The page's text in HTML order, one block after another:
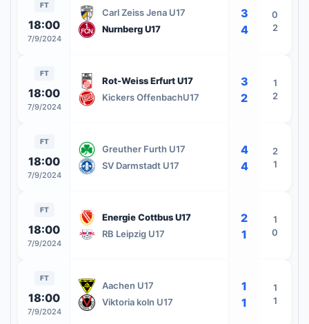
FT
18:00
7/9/2024
Carl Zeiss Jena U17
Nurnberg U17
3
4
0
2
FT
18:00
7/9/2024
Rot-Weiss Erfurt U17
Kickers OffenbachU17
3
2
1
2
FT
18:00
7/9/2024
Greuther Furth U17
SV Darmstadt U17
4
4
2
1
FT
18:00
7/9/2024
Energie Cottbus U17
RB Leipzig U17
2
1
1
0
FT
18:00
7/9/2024
Aachen U17
Viktoria koln U17
1
1
1
1